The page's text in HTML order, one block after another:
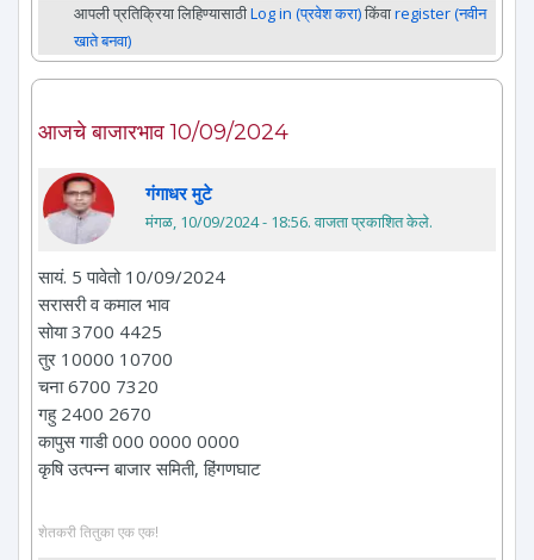
आपली प्रतिक्रिया लिहिण्यासाठीLog in (प्रवेश करा)किंवाregister (नवीन
खाते बनवा)
आजचे बाजारभाव 10/09/2024
गंगाधर मुटे
मंगळ, 10/09/2024 - 18:56. वाजता प्रकाशित केले.
सायं. 5 पावेतो 10/09/2024
सरासरी व कमाल भाव
सोया 3700 4425
तुर 10000 10700
चना 6700 7320
गहु 2400 2670
कापुस गाडी 000 0000 0000
कृषि उत्पन्न बाजार समिती, हिंगणघाट
शेतकरी तितुका एक एक!